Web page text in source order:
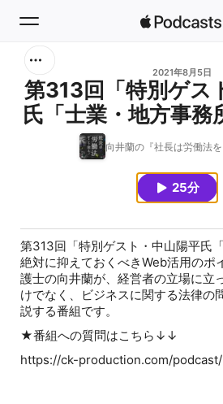
ホーム
新着おすすめ
トップランキング
2021年8月5日
第313回「特別ゲス
氏「士業・地方事務
えておくべきWeb
向井蘭の『社長は労働法
25分
第313回「特別ゲスト・中山陽平氏
絶対に抑えておくべきWeb活用のポ
護士の向井蘭が、経営者の立場に立
けでなく、ビジネスに関する法律の
説する番組です。
★番組への質問はこちら↓↓
https://ck-production.com/